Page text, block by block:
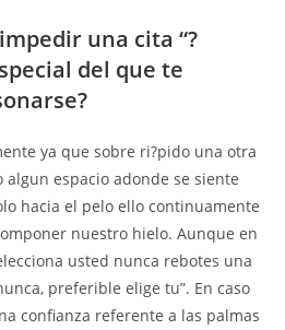
una cita “?
del que te
ya que sobre ri?pido una otra
espacio adonde se siente
hacia el pelo ello continuamente
nuestro hielo. Aunque en
usted nunca rebotes una
preferible elige tu”. En caso
confianza referente a las palmas